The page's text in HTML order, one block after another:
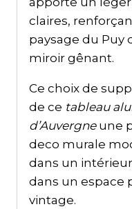
claires,
paysage du Puy
miroir gênant.
Ce choix de
de ce tableau
d’Auvergneune
deco murale
dans un
dans un espace
vintage.